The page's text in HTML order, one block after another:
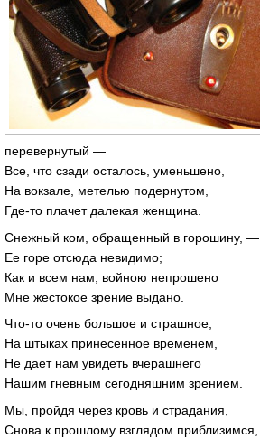
перевернутый —
Все, что сзади осталось, уменьшено,
На вокзале, метелью подернутом,
Где-то плачет далекая женщина.
Снежный ком, обращенный в горошину, —
Ее горе отсюда невидимо;
Как и всем нам, войною непрошено
Мне жестокое зрение выдано.
Что-то очень большое и страшное,
На штыках принесенное временем,
Не дает нам увидеть вчерашнего
Нашим гневным сегодняшним зрением.
Мы, пройдя через кровь и страдания,
Снова к прошлому взглядом приблизимся,